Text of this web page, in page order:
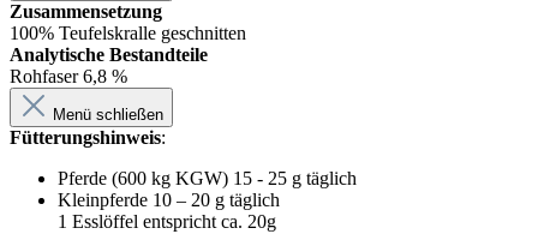
Zusammensetzung
100% Teufelskralle geschnitten
Analytische Bestandteile
Rohfaser 6,8 %
Menü schließen
Fütterungshinweis:
Pferde (600 kg KGW) 15 - 25 g täglich
Kleinpferde 10 – 20 g täglich
1 Esslöffel entspricht ca. 20g